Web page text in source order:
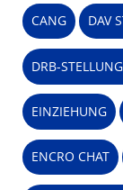
CANG DAV
DRB-
EINZIEHUNG
ENCRO CHAT